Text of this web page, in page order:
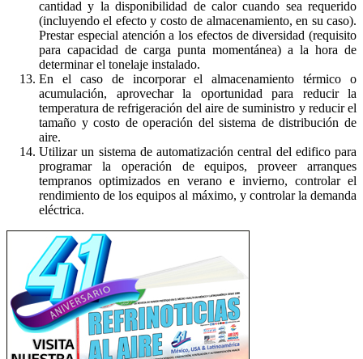
cantidad y la disponibilidad de calor cuando sea requerido
(incluyendo el efecto y costo de almacenamiento, en su caso).
Prestar especial atención a los efectos de diversidad (requisito
para capacidad de carga punta momentánea) a la hora de
determinar el tonelaje instalado.
En el caso de incorporar el almacenamiento térmico o
acumulación, aprovechar la oportunidad para reducir la
temperatura de refrigeración del aire de suministro y reducir el
tamaño y costo de operación del sistema de distribución de
aire.
Utilizar un sistema de automatización central del edifico para
programar la operación de equipos, proveer arranques
tempranos optimizados en verano e invierno, controlar el
rendimiento de los equipos al máximo, y controlar la demanda
eléctrica.